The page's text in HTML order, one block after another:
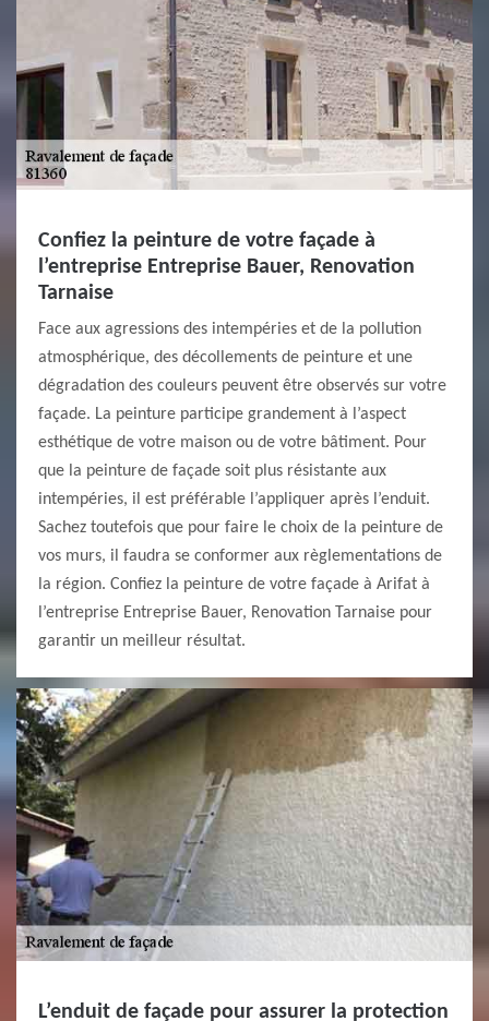
Confiez la peinture de votre façade à
l’entreprise Entreprise Bauer, Renovation
Tarnaise
Face aux agressions des intempéries et de la pollution
atmosphérique, des décollements de peinture et une
dégradation des couleurs peuvent être observés sur votre
façade. La peinture participe grandement à l’aspect
esthétique de votre maison ou de votre bâtiment. Pour
que la peinture de façade soit plus résistante aux
intempéries, il est préférable l’appliquer après l’enduit.
Sachez toutefois que pour faire le choix de la peinture de
vos murs, il faudra se conformer aux règlementations de
la région. Confiez la peinture de votre façade à Arifat à
l’entreprise Entreprise Bauer, Renovation Tarnaise pour
garantir un meilleur résultat.
L’enduit de façade pour assurer la protection